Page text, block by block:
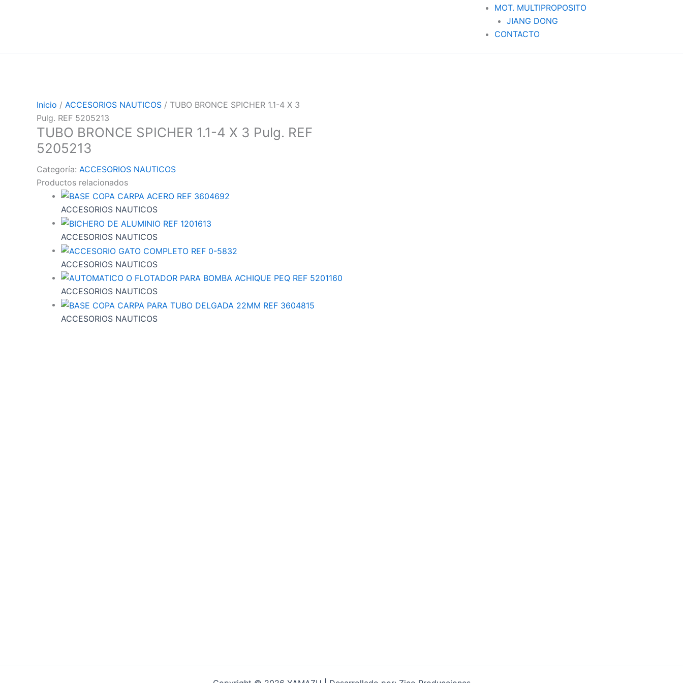
MOT. MULTIPROPOSITO
JIANG DONG
CONTACTO
Inicio / ACCESORIOS NAUTICOS / TUBO BRONCE SPICHER 1.1-4 X 3
Pulg. REF 5205213
TUBO BRONCE SPICHER 1.1-4 X 3 Pulg. REF
5205213
Categoría: ACCESORIOS NAUTICOS
Productos relacionados
ACCESORIOS NAUTICOS
ACCESORIOS NAUTICOS
ACCESORIOS NAUTICOS
ACCESORIOS NAUTICOS
ACCESORIOS NAUTICOS